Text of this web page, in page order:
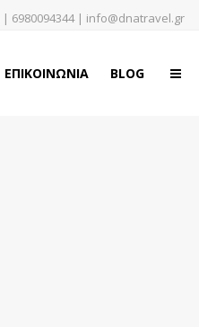
| 6980094344| info@dnatravel.gr
ΕΠΙΚΟΙΝΩΝΙΑ BLOG